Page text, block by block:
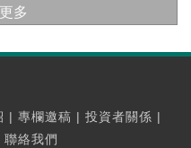
多
| 專欄邀稿 | 投資者關係 |
聯絡我們